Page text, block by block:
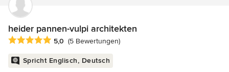
heider pannen-vulpi architekten
Durchschnittliche Bewertung: 5 von 5 Sternen
5,0 (5 Bewertungen)
Spricht Englisch, Deutsch